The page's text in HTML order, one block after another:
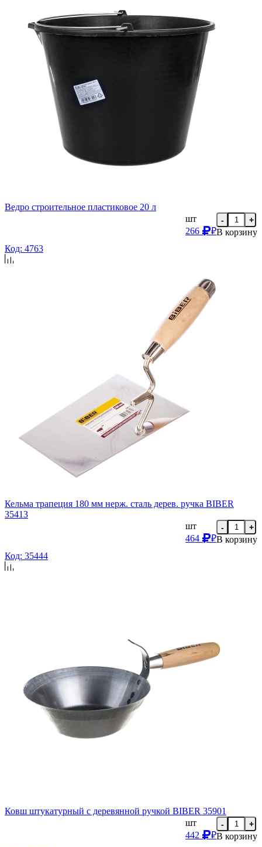
Ведро строительное пластиковое 20 л
шт
266
₽
- +
В корзину
Код: 4763
Кельма трапеция 180 мм нерж. сталь дерев. ручка BIBER
35413
шт
464
₽
- +
В корзину
Код: 35444
Ковш штукатурный с деревянной ручкой BIBER 35901
шт
442
₽
- +
В корзину